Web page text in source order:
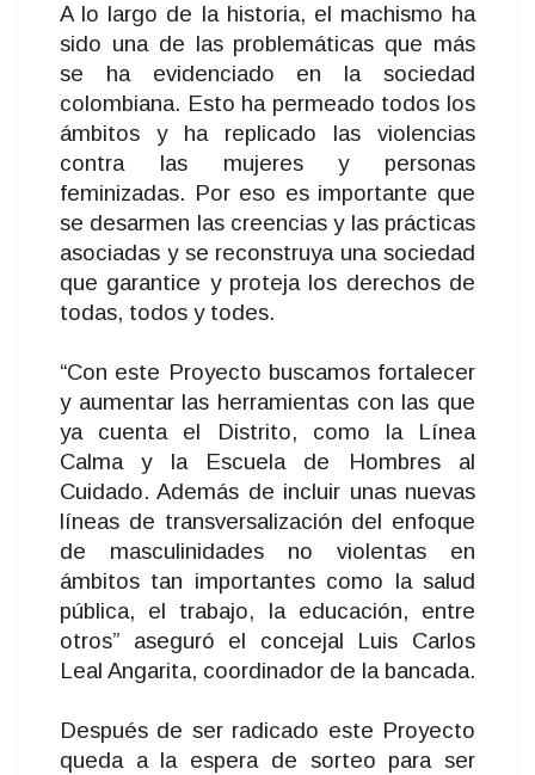
A lo largo de la historia, el machismo ha
sido una de las problemáticas que más
se ha evidenciado en la sociedad
colombiana. Esto ha permeado todos los
ámbitos y ha replicado las violencias
contra las mujeres y personas
feminizadas. Por eso es importante que
se desarmen las creencias y las prácticas
asociadas y se reconstruya una sociedad
que garantice y proteja los derechos de
todas, todos y todes.
“Con este Proyecto buscamos fortalecer
y aumentar las herramientas con las que
ya cuenta el Distrito, como la Línea
Calma y la Escuela de Hombres al
Cuidado. Además de incluir unas nuevas
líneas de transversalización del enfoque
de masculinidades no violentas en
ámbitos tan importantes como la salud
pública, el trabajo, la educación, entre
otros” aseguró el concejal Luis Carlos
Leal Angarita, coordinador de la bancada.
Después de ser radicado este Proyecto
queda a la espera de sorteo para ser